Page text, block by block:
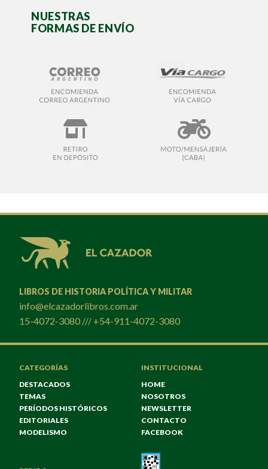
NUESTRAS
FORMAS DE ENVÍO
LIBROS DE HISTORIA POLÍTICA Y MILITAR
info@elcazadorlibros.com.ar
15-4072-3080 /// +54-911-4072-3080
CATEGORÍAS
DESTACADOS
TEMAS
PERÍODOS HISTÓRICOS
EDITORIALES
MODELISMO
INSTITUCIONAL
HOME
NOSOTROS
NEWSLETTER
CONTACTO
FACEBOOK